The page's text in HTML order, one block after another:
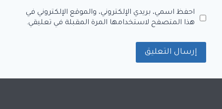
احفظ اسمي، بريدي الإلكتروني، والموقع الإلكتروني في
هذا المتصفح لاستخدامها المرة المقبلة في تعليقي.